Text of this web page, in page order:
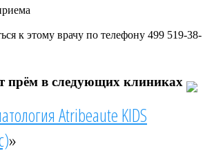
к этому врачу по телефону 499 519-38-
прём в следующих клиниках
Atribeaute KIDS
»